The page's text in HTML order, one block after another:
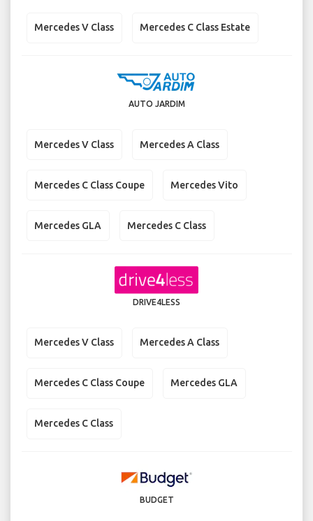
Mercedes V Class Mercedes C Class Estate
AUTO JARDIM
Mercedes V Class Mercedes A Class
Mercedes C Class Coupe Mercedes Vito
Mercedes GLA Mercedes C Class
DRIVE4LESS
Mercedes V Class Mercedes A Class
Mercedes C Class Coupe Mercedes GLA
Mercedes C Class
BUDGET